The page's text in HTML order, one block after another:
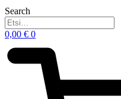
Search
0,00 € 0